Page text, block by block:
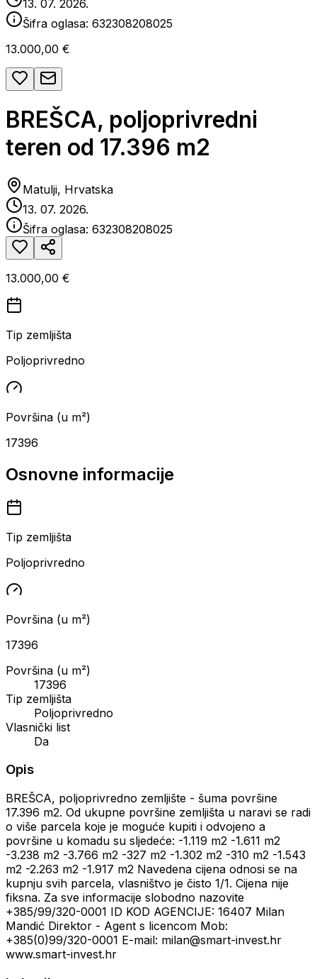
13. 07. 2026.
Šifra oglasa: 632308208025
13.000,00 €
BREŠCA, poljoprivredni
teren od 17.396 m2
Matulji, Hrvatska
13. 07. 2026.
Šifra oglasa: 632308208025
13.000,00 €
Tip zemljišta
Poljoprivredno
Površina (u m²)
17396
Osnovne informacije
Tip zemljišta
Poljoprivredno
Površina (u m²)
17396
Površina (u m²)
17396
Tip zemljišta
Poljoprivredno
Vlasnički list
Da
Opis
BREŠCA, poljoprivredno zemljište - šuma površine
17.396 m2. Od ukupne površine zemljišta u naravi se radi
o više parcela koje je moguće kupiti i odvojeno a
površine u komadu su sljedeće: -1.119 m2 -1.611 m2
-3.238 m2 -3.766 m2 -327 m2 -1.302 m2 -310 m2 -1.543
m2 -2.263 m2 -1.917 m2 Navedena cijena odnosi se na
kupnju svih parcela, vlasništvo je čisto 1/1. Cijena nije
fiksna. Za sve informacije slobodno nazovite
+385/99/320-0001 ID KOD AGENCIJE: 16407 Milan
Mandić Direktor - Agent s licencom Mob:
+385(0)99/320-0001 E-mail: milan@smart-invest.hr
www.smart-invest.hr